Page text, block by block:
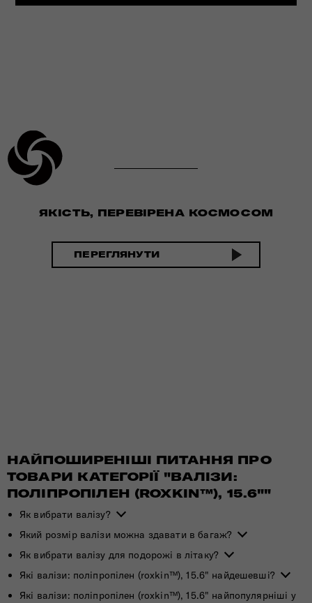
ЯКІСТЬ, ПЕРЕВІРЕНА КОСМОСОМ
ПЕРЕГЛЯНУТИ
НАЙПОШИРЕНІШІ ПИТАННЯ ПРО
ТОВАРИ КАТЕГОРІЇ "ВАЛІЗИ:
ПОЛІПРОПІЛЕН (ROXKIN™), 15.6""
Як вибрати валізу?
Який розмір валізи можна здавати в багаж?
Як вибрати валізу для подорожі в літаку?
Які валізи: поліпропілен (roxkin™), 15.6" найдешевші?
Які валізи: поліпропілен (roxkin™), 15.6" найпопулярніші у